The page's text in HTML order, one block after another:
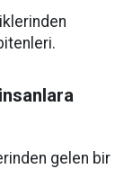
gelen bir